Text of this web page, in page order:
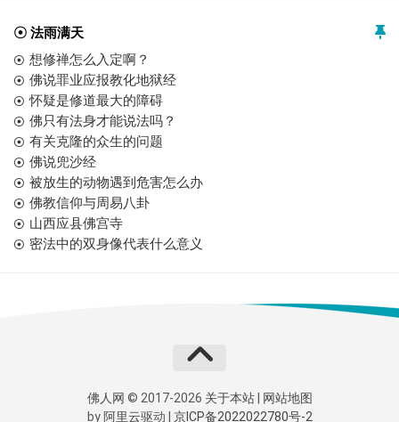
☉ 法雨满天
想修禅怎么入定啊？
佛说罪业应报教化地狱经
怀疑是修道最大的障碍
佛只有法身才能说法吗？
有关克隆的众生的问题
佛说兜沙经
被放生的动物遇到危害怎么办
佛教信仰与周易八卦
山西应县佛宫寺
密法中的双身像代表什么意义
佛人网 © 2017-2026 关于本站| 网站地图
by阿里云驱动 | 京ICP备2022022780号-2